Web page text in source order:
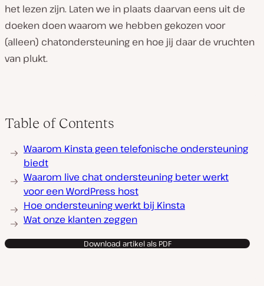
het lezen zijn. Laten we in plaats daarvan eens uit de
doeken doen waarom we hebben gekozen voor
(alleen) chatondersteuning en hoe jij daar de vruchten
van plukt.
Table of Contents
Waarom Kinsta geen telefonische ondersteuning
biedt
Waarom live chat ondersteuning beter werkt
voor een WordPress host
Hoe ondersteuning werkt bij Kinsta
Wat onze klanten zeggen
Download artikel als PDF